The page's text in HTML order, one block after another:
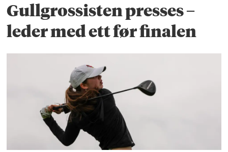
Gullgrossisten presses –
leder med ett før finalen